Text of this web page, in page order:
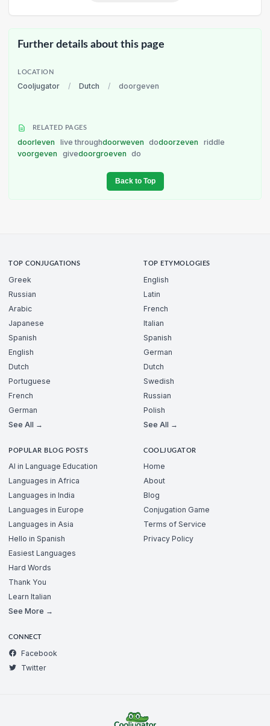
Further details about this page
LOCATION
Cooljugator / Dutch / doorgeven
RELATED PAGES
doorleven live throughdoorweven dodoorzeven
riddle
voorgeven
givedoorgroeven do
Back to Top
TOP CONJUGATIONS
Greek
Russian
Arabic
Japanese
Spanish
English
Dutch
Portuguese
French
German
See All →
TOP ETYMOLOGIES
English
Latin
French
Italian
Spanish
German
Dutch
Swedish
Russian
Polish
See All →
POPULAR BLOG POSTS
AI in Language Education
Languages in Africa
Languages in India
Languages in Europe
Languages in Asia
Hello in Spanish
Easiest Languages
Hard Words
Thank You
Learn Italian
See More →
COOLJUGATOR
Home
About
Blog
Conjugation Game
Terms of Service
Privacy Policy
CONNECT
Facebook
Twitter